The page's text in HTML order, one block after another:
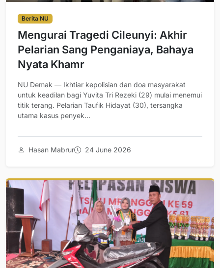
Berita NU
Mengurai Tragedi Cileunyi: Akhir
Pelarian Sang Penganiaya, Bahaya
Nyata Khamr
NU Demak — Ikhtiar kepolisian dan doa masyarakat
untuk keadilan bagi Yuvita Tri Rezeki (29) mulai menemui
titik terang. Pelarian Taufik Hidayat (30), tersangka
utama kasus penyek...
Hasan Mabrur 24 June 2026